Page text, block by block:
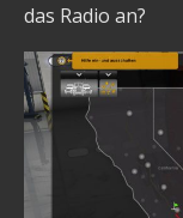
das Radio an?